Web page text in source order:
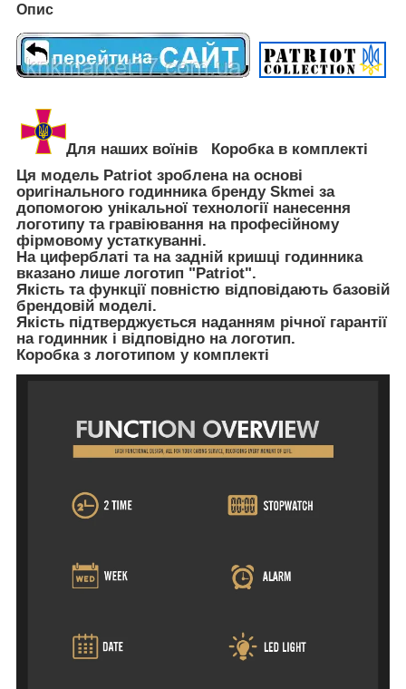
Опис
Для наших воїнів
Коробка в комплекті
Ця модель Patriot зроблена на основі
оригінального годинника бренду Skmei за
допомогою унікальної технології нанесення
логотипу та гравіювання на професійному
фірмовому устаткуванні.
На циферблаті та на задній кришці годинника
вказано лише логотип "Patriot".
Якість та функції повністю відповідають базовій
брендовій моделі.
Якість підтверджується наданням річної гарантії
на годинник і відповідно на логотип.
Коробка з логотипом у комплекті